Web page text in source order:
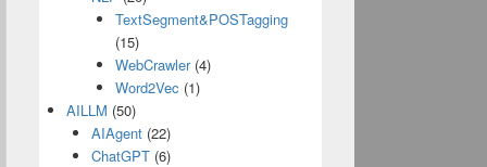
TextSegment&POSTagging
(15)
WebCrawler(4)
Word2Vec (1)
AILLM (50)
AIAgent(22)
ChatGPT(6)